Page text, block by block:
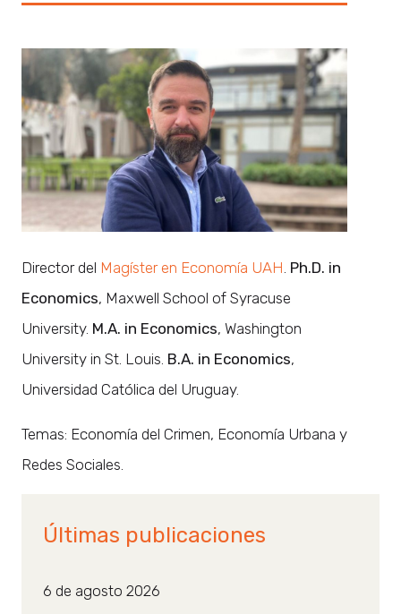
Director del Magíster en Economía UAH Ph.D. in
Economics, Maxwell School of Syracuse
University. M.A. in Economics, Washington
University in St. Louis. B.A. in Economics,
Universidad Católica del Uruguay.
Temas: Economía del Crimen, Economía Urbana y
Redes Sociales.
Últimas publicaciones
6 de agosto 2026